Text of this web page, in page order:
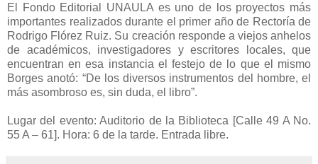
El Fondo Editorial UNAULA es uno de los proyectos más
importantes realizados durante el primer año de Rectoría de
Rodrigo Flórez Ruiz. Su creación responde a viejos anhelos
de académicos, investigadores y escritores locales, que
encuentran en esa instancia el festejo de lo que el mismo
Borges anotó: “De los diversos instrumentos del hombre, el
más asombroso es, sin duda, el libro”.
Lugar del evento: Auditorio de la Biblioteca [Calle 49 A No.
55 A – 61]. Hora: 6 de la tarde. Entrada libre.